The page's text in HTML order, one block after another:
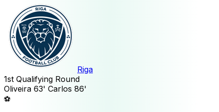
Riga
1st Qualifying Round
Oliveira 63' Carlos 86'
⚽